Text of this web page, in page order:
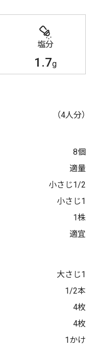
塩分
1.7g
（4人分）
8個
適量
小さじ1/2
小さじ1
1株
適宜
大さじ1
1/2本
4枚
4枚
1かけ